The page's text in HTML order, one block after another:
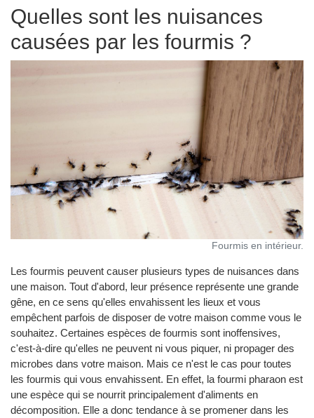
Quelles sont les nuisances
causées par les fourmis ?
Fourmis en intérieur.
Les fourmis peuvent causer plusieurs types de nuisances dans
une maison. Tout d'abord, leur présence représente une grande
gêne, en ce sens qu'elles envahissent les lieux et vous
empêchent parfois de disposer de votre maison comme vous le
souhaitez. Certaines espèces de fourmis sont inoffensives,
c'est-à-dire qu'elles ne peuvent ni vous piquer, ni propager des
microbes dans votre maison. Mais ce n'est le cas pour toutes
les fourmis qui vous envahissent. En effet, la fourmi pharaon est
une espèce qui se nourrit principalement d'aliments en
décomposition. Elle a donc tendance à se promener dans les